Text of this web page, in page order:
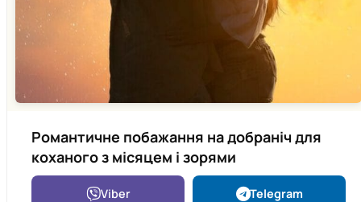
Романтичне побажання на добраніч для
коханого з місяцем і зорями
Viber Telegram